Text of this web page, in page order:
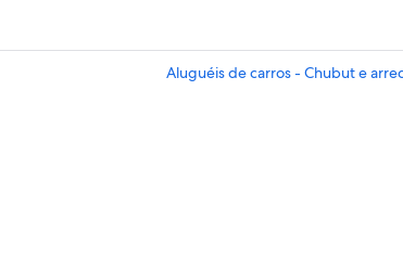
Aluguéis de carros - Chubut e